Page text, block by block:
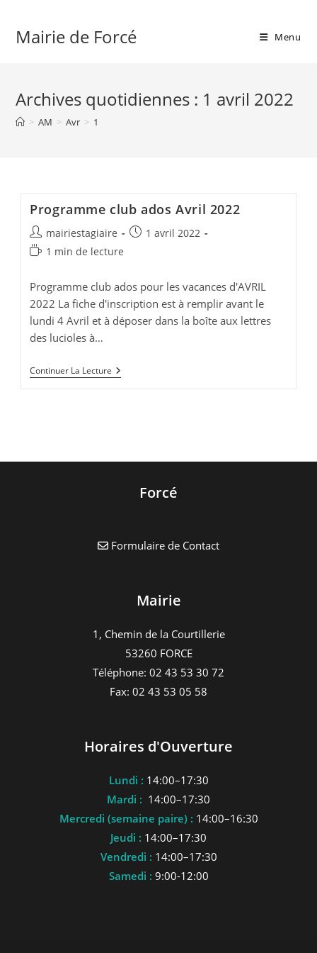
contentMairie de Forcé Menu
Archives quotidiennes : 1 avril 2022
> AM > Avr > 1
Programme club ados Avril 2022
Auteur/autrice
de
mairiestagiaire
Publication
1 avril 2022
Temps
lecture :
1 min de lecture
Programme club ados pour les vacances d'AVRIL
2022 La fiche d'inscription est à remplir avant le
lundi 4 Avril et à déposer dans la boîte aux lettres
des lucioles à…
Continuer La Lecture Programme
Club
Forcé
Formulaire de Contact
Mairie
1, Chemin de la Courtillerie
53260 FORCE
Téléphone: 02 43 53 30 72
Fax: 02 43 53 05 58
Horaires d'Ouverture
Lundi : 14:00–17:30
Mardi : 14:00–17:30
Mercredi (semaine paire) : 14:00–16:30
Jeudi : 14:00–17:30
Vendredi : 14:00–17:30
Samedi : 9:00-12:00